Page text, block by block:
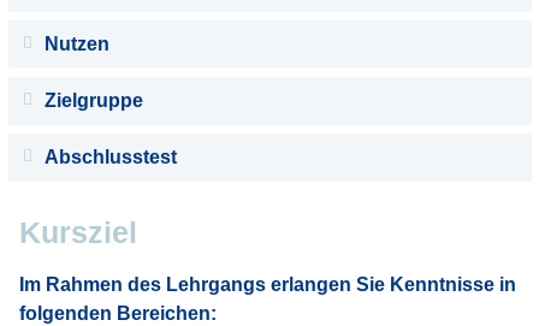
Nutzen
Zielgruppe
Abschlusstest
Kursziel
Im Rahmen des Lehrgangs erlangen Sie Kenntnisse in
folgenden Bereichen: